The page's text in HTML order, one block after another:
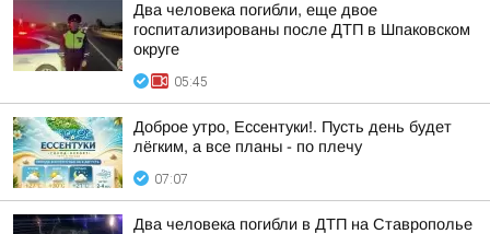
Два человека погибли, еще двое
госпитализированы после ДТП в Шпаковском
округе
05:45
Доброе утро, Ессентуки!. Пусть день будет
лёгким, а все планы - по плечу
07:07
Два человека погибли в ДТП на Ставрополье